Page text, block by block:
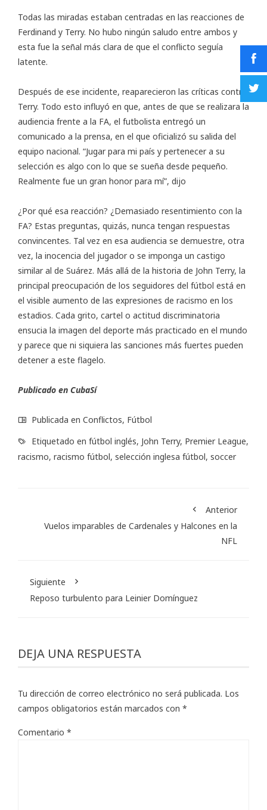
Todas las miradas estaban centradas en las reacciones de
Ferdinand y Terry. No hubo ningún saludo entre ambos y
esta fue la señal más clara de que el conflicto seguía
latente.
Después de ese incidente, reaparecieron las críticas contra
Terry. Todo esto influyó en que, antes de que se realizara la
audiencia frente a la FA, el futbolista entregó un
comunicado a la prensa, en el que oficializó su salida del
equipo nacional. “Jugar para mi país y pertenecer a su
selección es algo con lo que se sueña desde pequeño.
Realmente fue un gran honor para mí”, dijo
¿Por qué esa reacción? ¿Demasiado resentimiento con la
FA? Estas preguntas, quizás, nunca tengan respuestas
convincentes. Tal vez en esa audiencia se demuestre, otra
vez, la inocencia del jugador o se imponga un castigo
similar al de Suárez. Más allá de la historia de John Terry, la
principal preocupación de los seguidores del fútbol está en
el visible aumento de las expresiones de racismo en los
estadios. Cada grito, cartel o actitud discriminatoria
ensucia la imagen del deporte más practicado en el mundo
y parece que ni siquiera las sanciones más fuertes pueden
detener a este flagelo.
Publicado en CubaSí
Publicada en Conflictos, Fútbol
Etiquetado en fútbol inglés, John Terry, Premier League,
racismo, racismo fútbol, selección inglesa fútbol, soccer
Anterior
Vuelos imparables de Cardenales y Halcones en la
NFL
Siguiente
Reposo turbulento para Leinier Domínguez
DEJA UNA RESPUESTA
Tu dirección de correo electrónico no será publicada. Los
campos obligatorios están marcados con *
Comentario *